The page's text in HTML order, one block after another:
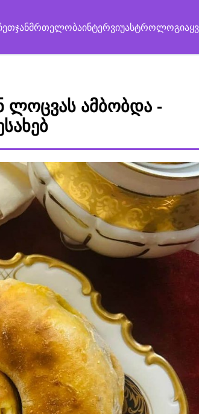
ჯანმრთელობაინტერვიუასტროლოგია
ამბობდა -